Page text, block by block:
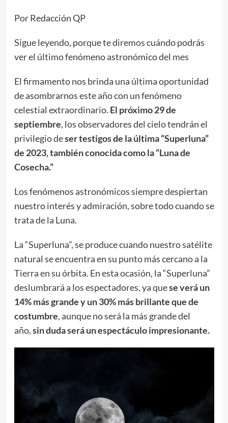
Por Redacción QP
Sigue leyendo, porque te diremos cuándo podrás
ver el último fenómeno astronómico del mes
El firmamento nos brinda una última oportunidad
de asombrarnos este año con un fenómeno
celestial extraordinario. El próximo 29 de
septiembre, los observadores del cielo tendrán el
privilegio deser testigos de la última “Superluna”
de 2023, también conocida como la “Luna de
Cosecha.”
Los fenómenos astronómicos siempre despiertan
nuestro interés y admiración, sobre todo cuando se
trata de la Luna.
La “Superluna”, se produce cuando nuestro satélite
natural se encuentra en su punto más cercano a la
Tierra en su órbita. En esta ocasión, la “Superluna”
deslumbrará a los espectadores, ya quese verá un
14% más grande y un 30% más brillante que de
costumbre, aunque no será la más grande del
año,sin duda será un espectáculo impresionante.